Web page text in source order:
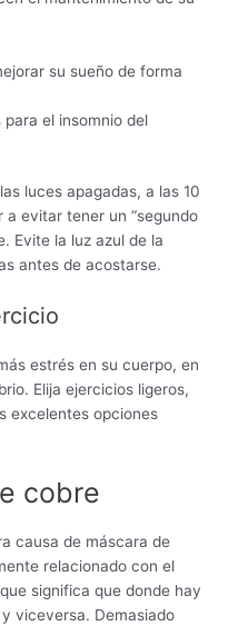
su sueño de forma
el insomnio del
luces apagadas, a las 10
a evitar tener un “segundo
Evite la luz azul de la
antes de acostarse.
estrés en su cuerpo, en
Elija ejercicios ligeros,
excelentes opciones
cobre
causa de máscara de
relacionado con el
significa que donde hay
viceversa. Demasiado